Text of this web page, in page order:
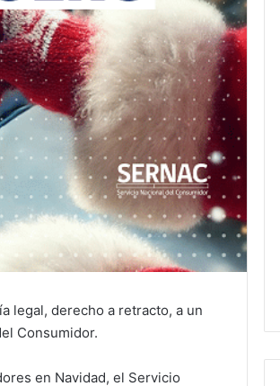
legal, derecho a retracto, a un
Consumidor.
en Navidad, el Servicio